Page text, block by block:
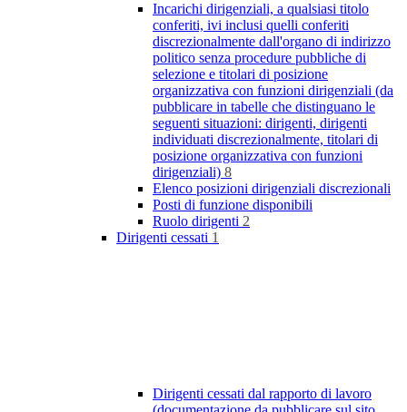
Incarichi dirigenziali, a qualsiasi titolo
conferiti, ivi inclusi quelli conferiti
discrezionalmente dall'organo di indirizzo
politico senza procedure pubbliche di
selezione e titolari di posizione
organizzativa con funzioni dirigenziali (da
pubblicare in tabelle che distinguano le
seguenti situazioni: dirigenti, dirigenti
individuati discrezionalmente, titolari di
posizione organizzativa con funzioni
dirigenziali) 8
Elenco posizioni dirigenziali discrezionali
Posti di funzione disponibili
Ruolo dirigenti 2
Dirigenti cessati 1
Dirigenti cessati dal rapporto di lavoro